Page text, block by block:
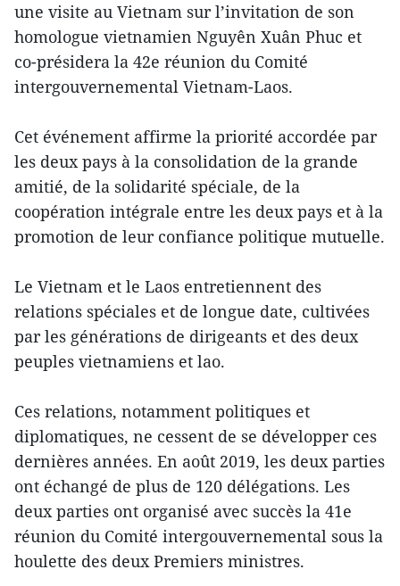
une visite au Vietnam sur l’invitation de son
homologue vietnamien Nguyên Xuân Phuc et
co-présidera la 42e réunion du Comité
intergouvernemental Vietnam-Laos.
Cet événement affirme la priorité accordée par
les deux pays à la consolidation de la grande
amitié, de la solidarité spéciale, de la
coopération intégrale entre les deux pays et à la
promotion de leur confiance politique mutuelle.
Le Vietnam et le Laos entretiennent des
relations spéciales et de longue date, cultivées
par les générations de dirigeants et des deux
peuples vietnamiens et lao.
Ces relations, notamment politiques et
diplomatiques, ne cessent de se développer ces
dernières années. En août 2019, les deux parties
ont échangé de plus de 120 délégations. Les
deux parties ont organisé avec succès la 41e
réunion du Comité intergouvernemental sous la
houlette des deux Premiers ministres.